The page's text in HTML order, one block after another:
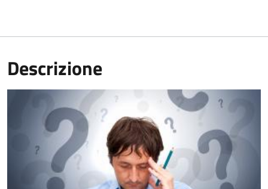
Descrizione